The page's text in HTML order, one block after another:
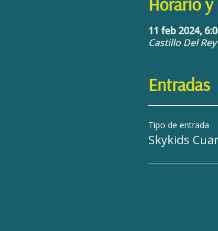
11 feb 2024,
Castillo Del
Entradas
Tipo de entrada
Skykids